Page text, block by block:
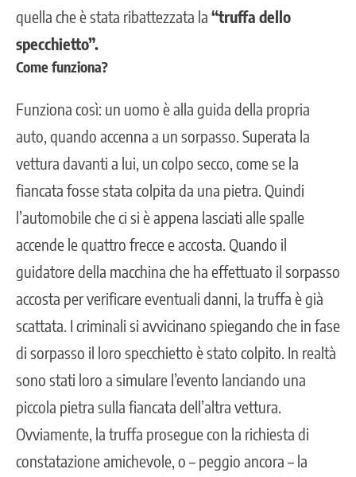
quella che è stata ribattezzata la “truffa dello
specchietto”.
Come funziona?
Funziona così: un uomo è alla guida della propria
auto, quando accenna a un sorpasso. Superata la
vettura davanti a lui, un colpo secco, come se la
fiancata fosse stata colpita da una pietra. Quindi
l’automobile che ci si è appena lasciati alle spalle
accende le quattro frecce e accosta. Quando il
guidatore della macchina che ha effettuato il sorpasso
accosta per verificare eventuali danni, la truffa è già
scattata. I criminali si avvicinano spiegando che in fase
di sorpasso il loro specchietto è stato colpito. In realtà
sono stati loro a simulare l’evento lanciando una
piccola pietra sulla fiancata dell’altra vettura.
Ovviamente, la truffa prosegue con la richiesta di
constatazione amichevole, o – peggio ancora – la